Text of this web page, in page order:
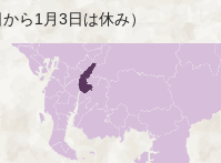
ら1月3日は休み）